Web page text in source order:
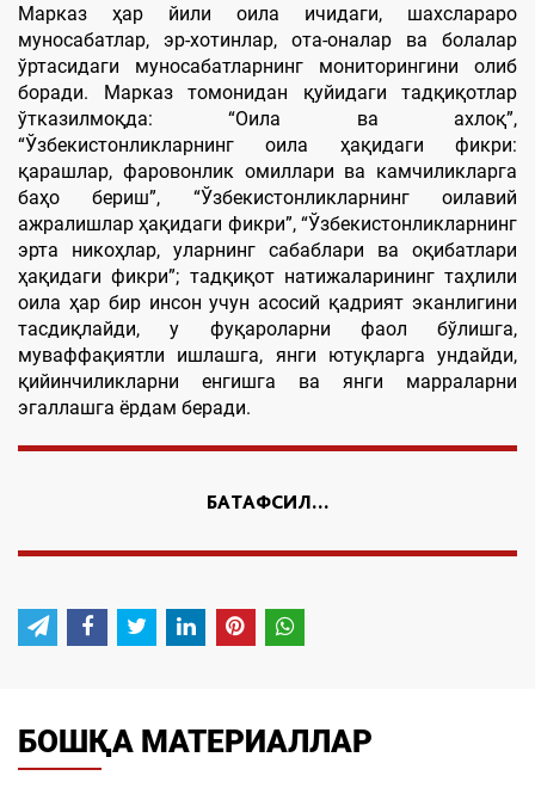
Марказ ҳар йили оила ичидаги, шахслараро
муносабатлар, эр-хотинлар, ота-оналар ва болалар
ўртасидаги муносабатларнинг мониторингини олиб
боради. Марказ томонидан қуйидаги тадқиқотлар
ўтказилмоқда: “Оила ва ахлоқ”,
“Ўзбекистонликларнинг оила ҳақидаги фикри:
қарашлар, фаровонлик омиллари ва камчиликларга
баҳо бериш”, “Ўзбекистонликларнинг оилавий
ажралишлар ҳақидаги фикри”, “Ўзбекистонликларнинг
эрта никоҳлар, уларнинг сабаблари ва оқибатлари
ҳақидаги фикри”; тадқиқот натижаларининг таҳлили
оила ҳар бир инсон учун асосий қадрият эканлигини
тасдиқлайди, у фуқароларни фаол бўлишга,
муваффақиятли ишлашга, янги ютуқларга ундайди,
қийинчиликларни енгишга ва янги марраларни
эгаллашга ёрдам беради.
БАТАФСИЛ...
БОШҚА МАТЕРИАЛЛАР